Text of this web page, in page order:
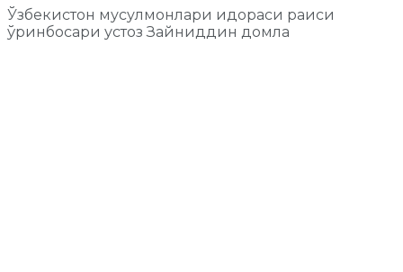
Ўзбекистон мусулмонлари идораси раиси
ўринбосари устоз Зайниддин домла